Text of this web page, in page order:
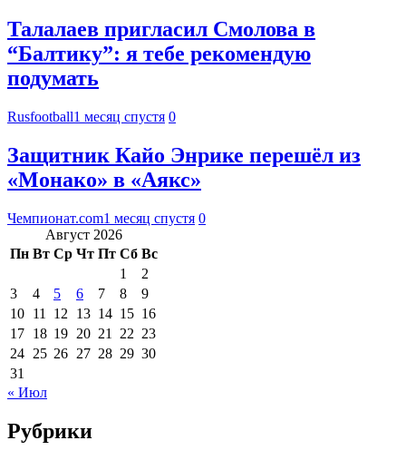
Талалаев пригласил Смолова в
“Балтику”: я тебе рекомендую
подумать
Rusfootball1 месяц спустя 0
Защитник Кайо Энрике перешёл из
«Монако» в «Аякс»
Чемпионат.com1 месяц спустя 0
Август 2026
Пн Вт Ср Чт Пт Сб Вс
1
2
3
4 5 6 7 8
9
10 11 12 13 14 15 16
17 18 19 20 21 22 23
24 25 26 27 28 29 30
31
« Июл
Рубрики